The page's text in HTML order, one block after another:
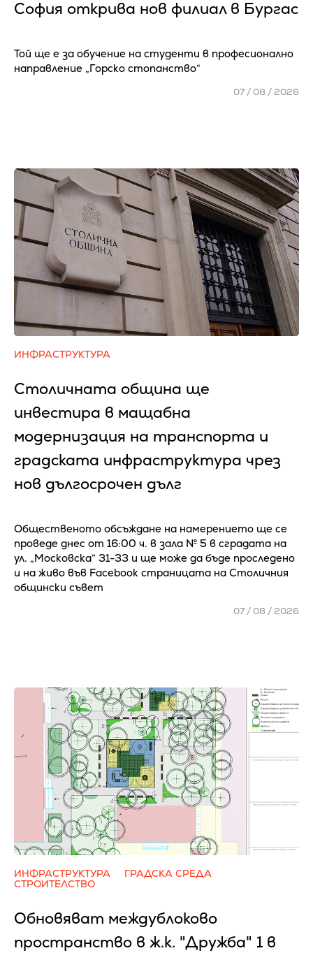
София открива нов филиал в Бургас
Той ще е за обучение на студенти в професионално
направление „Горско стопанство“
07 / 08 / 2026
ИНФРАСТРУКТУРА
Столичната община ще
инвестира в мащабна
модернизация на транспорта и
градската инфраструктура чрез
нов дългосрочен дълг
Общественото обсъждане на намерението ще се
проведе днес от 16:00 ч. в зала № 5 в сградата на
ул. „Московска“ 31-33 и ще може да бъде проследено
и на живо във Facebook страницата на Столичния
общински съвет
07 / 08 / 2026
ИНФРАСТРУКТУРА
ГРАДСКА СРЕДА
СТРОИТЕЛСТВО
Обновяват междублоково
пространство в ж.к. "Дружба" 1 в